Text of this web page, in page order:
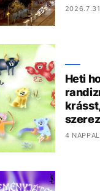
Heti
4